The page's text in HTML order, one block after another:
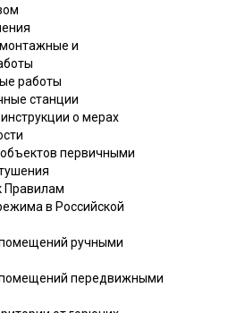
и
работы
станции
о мерах
первичными
Правилам
в Российской
ручными
передвижными